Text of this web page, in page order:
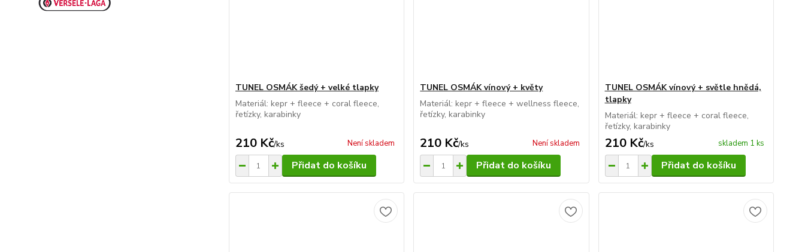
TUNEL OSMÁK šedý + velké tlapky
Materiál: kepr + fleece + coral fleece,
řetízky, karabinky
210 Kč/ks Není skladem
Přidat do košíku
TUNEL OSMÁK vínový + květy
Materiál: kepr + fleece + wellness fleece,
řetízky, karabinky
210 Kč/ks Není skladem
Přidat do košíku
TUNEL OSMÁK vínový + světle hnědá,
tlapky
Materiál: kepr + fleece + coral fleece,
řetízky, karabinky
210 Kč/ks skladem 1 ks
Přidat do košíku